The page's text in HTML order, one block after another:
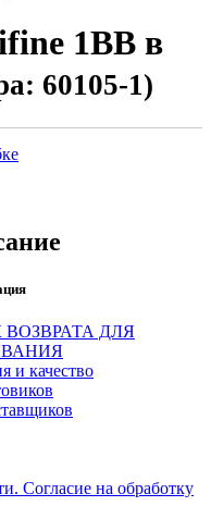
1ВВ в
60105-1)
ВОЗВРАТА ДЛЯ
и качество
Согласие на обработку